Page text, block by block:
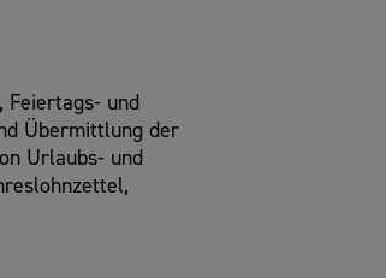
Feiertags- und
Übermittlung der
Urlaubs- und